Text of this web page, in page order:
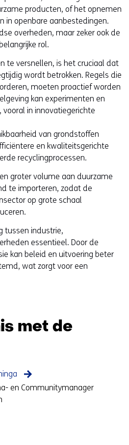
producten, of het opnemen
in openbare aanbestedingen.
overheden, maar zeker ook de
rol.
te versnellen, is het cruciaal dat
wordt betrokken. Regels die
moeten proactief worden
kan experimenten en
in innovatiegerichte
van grondstoffen
en kwaliteitsgerichte
recyclingprocessen.
groter volume aan duurzame
te importeren, zodat de
op grote schaal
tussen industrie,
essentieel. Door de
kan beleid en uitvoering beter
wat zorgt voor een
met de
en Communitymanager